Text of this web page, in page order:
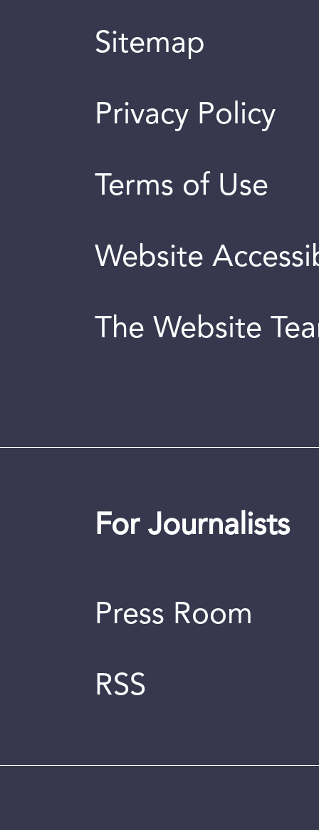
Sitemap
Privacy Policy
Terms of Use
Website
The Website
For Journalists
Press Room
RSS